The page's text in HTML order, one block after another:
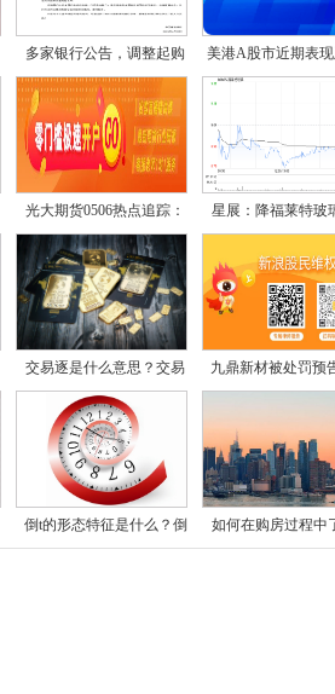
多家银行公告，调整起购 美港A股市近期表
光大期货0506热点追踪：
尿
星展：降福莱特玻
交易逐是什么意思？交易 九鼎新材被处罚预
倒t的形态特征是什么？倒 如何在购房过程中